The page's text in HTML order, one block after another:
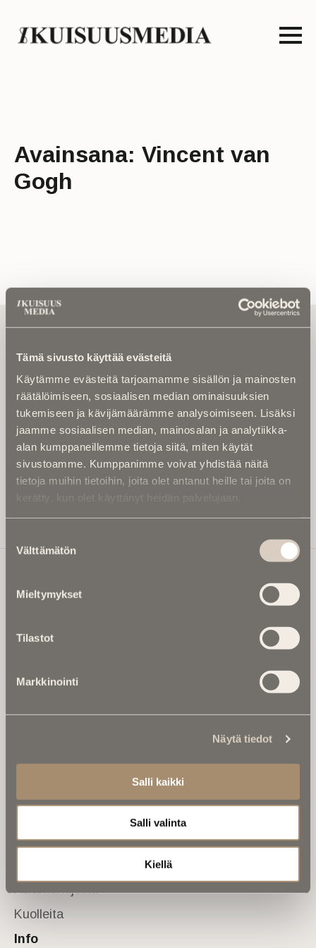
Tämä sivusto käyttää evästeitä
Käytämme evästeitä tarjoamamme sisällön ja mainosten
räätälöimiseen, sosiaalisen median ominaisuuksien
tukemiseen ja kävijämäärämme analysoimiseen. Lisäksi
jaamme sosiaalisen median, mainosalan ja analytiikka-
alan kumppaneillemme tietoja siitä, miten käytät
sivustoamme. Kumppanimme voivat yhdistää näitä
tietoja muihin tietoihin, joita olet antanut heille tai joita on
kerätty, kun olet käyttänyt heidän palvelujaan.
valinta
Välttämätön
Mieltymykset
Tilastot
Markkinointi
Näytä tiedot
Salli kaikki
Salli valinta
Kiellä
Avainsana: Vincent van
Gogh
Tilaa uutiskirje - Pääset heti parhaiden
Kirjoita alle sähköpostiosoitteesi niin saat kaksi kertaa
kuukaudessa Ikuisuusmedian uutiskirjeen ja varmistat,
etteivät kiinnostavat artikkelit jää huomaamatta.
Uutiskirje on maksuton eikä se velvoita mihinkään.
Kirjoita tähän sähköpostiosoite, johon haluat uutiskirjeen
Ikuisuusmedia
Ikuisuusmedia on kuolinuutisointiin keskittynyt uusi ja
valtakunnallinen mediabrändi. Julkaisemme uusimmat
Tietoa meistä
Etusivu
Kalenterista
Asiantuntijoilta
Kuolleita
Info